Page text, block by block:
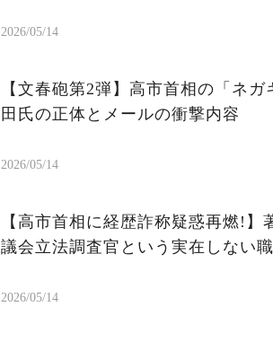
2026/05/14
【文春砲第2弾】高市首相の「ネ
田氏の正体とメールの衝撃内容
2026/05/14
【高市首相に経歴詐称疑惑再燃!
議会立法調査官という実在しない
2026/05/14